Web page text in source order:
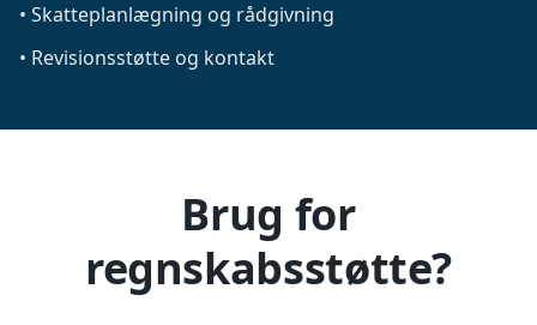
• Skatteplanlægning og rådgivning
• Revisionsstøtte og kontakt
Brug for
regnskabsstøtte?